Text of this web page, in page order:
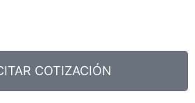
COTIZACIÓN